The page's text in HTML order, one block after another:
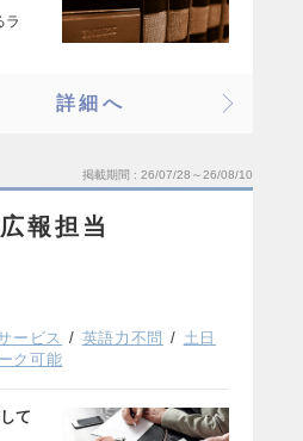
ラ
詳細へ
掲載期間 26/07/28～26/08/10
報担当
ービス 英語力不問
土日
ク可能
て